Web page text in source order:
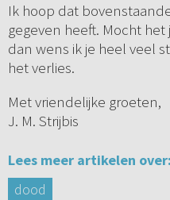
Ik hoop dat
gegeven heeft. Mocht
dan wens ik je heel veel
het verlies.
Met vriendelijke groeten,
J. M. Strijbis
Lees meer artikelen over:
dood